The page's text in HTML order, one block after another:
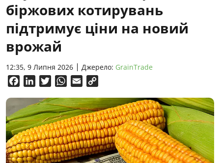
біржових котирувань
підтримує ціни на новий
врожай
12:35, 9 Липня 2026 Джерело: GrainTrade
FacebookLinkedInTwitterWhatsApp
Email